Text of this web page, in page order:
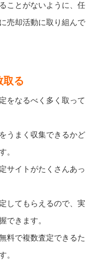
ことがないように、任
売却活動に取り組んで
取る
をなるべく多く取って
うまく収集できるかど
。
サイトがたくさんあっ
してもらえるので、実
できます。
料で複数査定できるた
。